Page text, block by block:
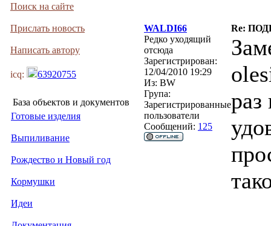
Поиск на сайте
Прислать новость
Написать автору
icq: 63920755
База объектов и документов
Готовые изделия
Выпиливание
Рождество и Новый год
Кормушки
Идеи
WALDI66
Re:
Редко уходящий
отсюда
Зарегистрирован:
12/04/2010 19:29
Из: BW
Група:
Зарегистрированные
пользователи
Сообщений: 125